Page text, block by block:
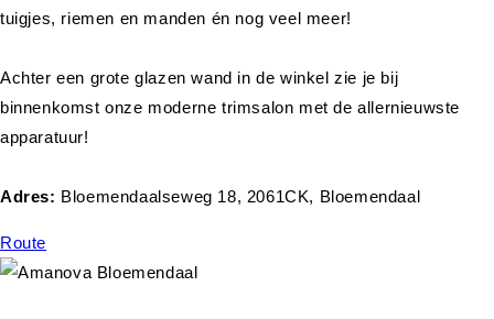
tuigjes, riemen en manden én nog veel meer!
Achter een grote glazen wand in de winkel zie je bij
binnenkomst onze moderne trimsalon met de allernieuwste
apparatuur!
Adres: Bloemendaalseweg 18, 2061CK, Bloemendaal
Route